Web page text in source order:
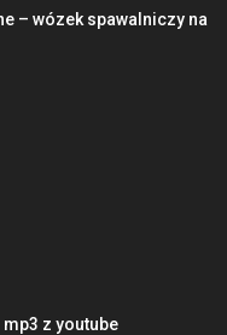
– wózek spawalniczy na
z youtube